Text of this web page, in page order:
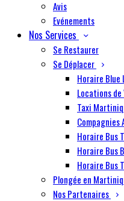
Avis
Evénements
Nos Services
Se Restaurer
Se Déplacer
Horaire Blue
Locations
Taxi
Compagnies
Horaire Bus
Horaire Bus
Horaire Bus
Plongée en
Nos Partenaires